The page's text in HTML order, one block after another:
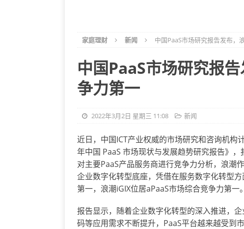
家庭理财 新闻 中国PaaS市场研究报告发布，
中国PaaS市场研究报
争力第一
2022年3月2日 星期三 11:08 新闻
近日，中国ICT产业权威的市场研究和咨询机构
年中国 PaaS 市场现状与发展趋势研究报告》
对主要PaaS产品服务商进行竞争力分析，浪潮
企业数字化转型底座，凭借在服务数字化转型
第一，浪潮iGIX位居aPaaS市场综合竞争力第一。
报告显示，随着企业数字化转型的深入推进，
码等应用需求不断提升，PaaS平台越来越受到